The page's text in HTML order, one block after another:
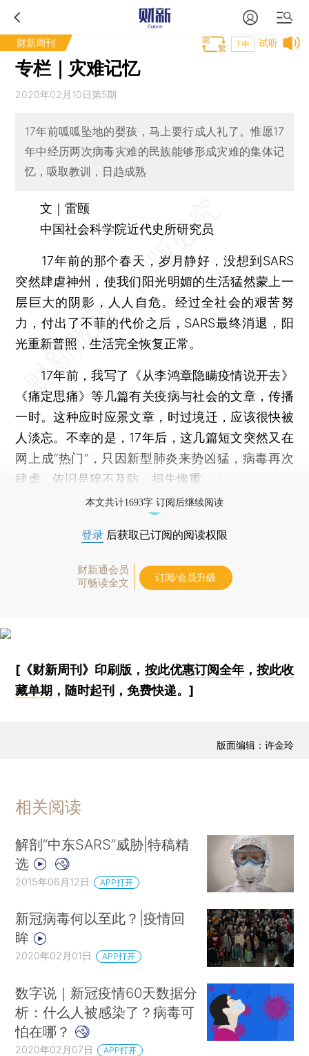
财新周刊 试听
T中
专栏｜灾难记忆
2020年02月10日第5期
17年前呱呱坠地的婴孩，马上要行成人礼了。惟愿17
年中经历两次病毒灾难的民族能够形成灾难的集体记
忆，吸取教训，日趋成熟
文｜雷颐
中国社会科学院近代史所研究员
17年前的那个春天，岁月静好，没想到SARS
突然肆虐神州，使我们阳光明媚的生活猛然蒙上一
层巨大的阴影，人人自危。经过全社会的艰苦努
力，付出了不菲的代价之后，SARS最终消退，阳
光重新普照，生活完全恢复正常。
17年前，我写了《从李鸿章隐瞒疫情说开去》
《痛定思痛》等几篇有关疫病与社会的文章，传播
一时。这种应时应景文章，时过境迁，应该很快被
人淡忘。不幸的是，17年后，这几篇短文突然又在
网上成“热门”，只因新型肺炎来势凶猛，病毒再次
肆虐，依旧是猝不及防，损失惨重。
本文共计1693字 订阅后继续阅读
登录 后获取已订阅的阅读权限
财新通会员
可畅读全文
订阅/会员升级
[《财新周刊》印刷版， 按此优惠订阅全年， 按此收
藏单期 ，随时起刊，免费快递。]
版面编辑：许金玲
相关阅读
解剖“中东SARS”威胁|特稿精
选
2015年06月12日 APP打开
新冠病毒何以至此？|疫情回
眸
2020年02月01日 APP打开
数字说｜新冠疫情60天数据分
析：什么人被感染了？病毒可
怕在哪？
2020年02月07日 APP打开